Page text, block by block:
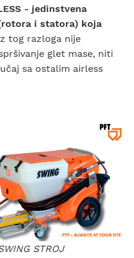
- jedinstvena
i statora) koja
tog razloga nije
glet mase, niti
sa ostalim airless
STROJ